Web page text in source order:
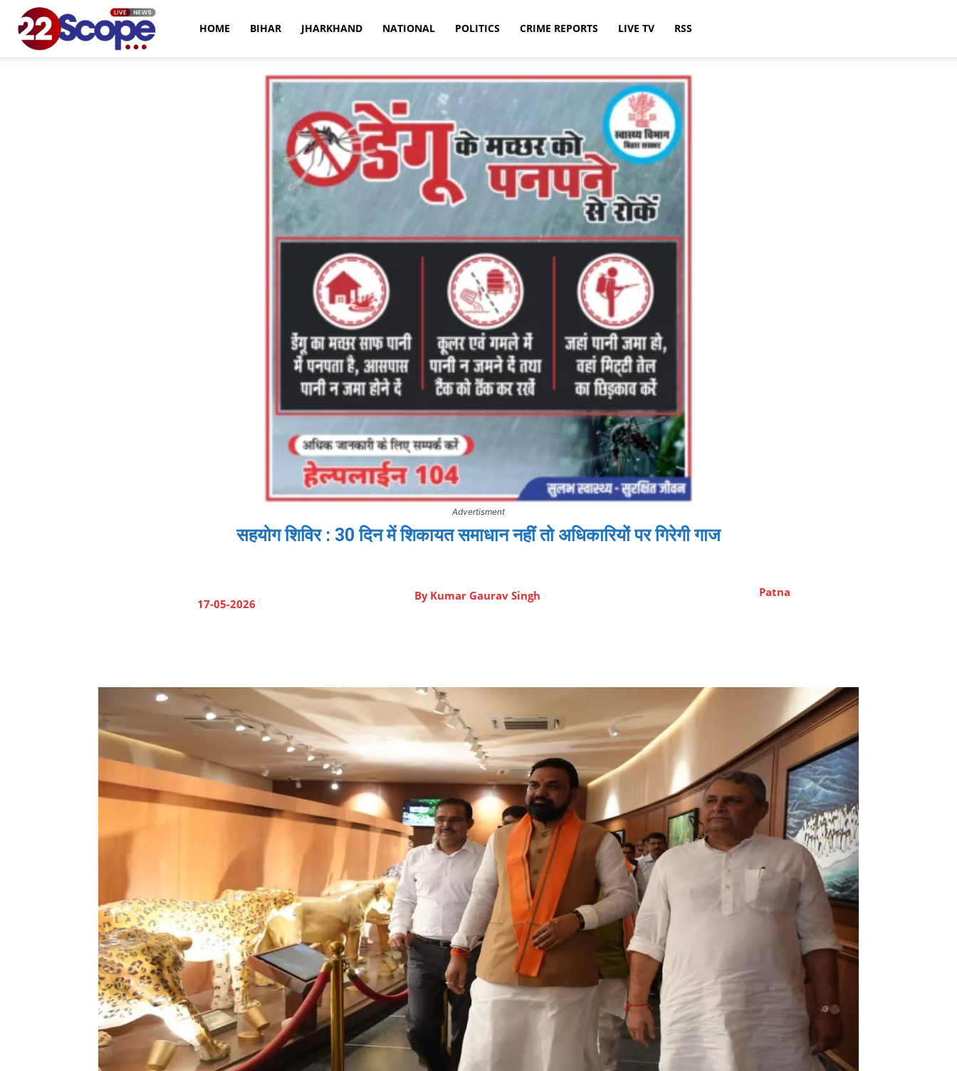
HOME BIHAR JHARKHAND NATIONAL POLITICS CRIME REPORTS LIVE TV RSS
Advertisment
सहयोग शिविर : 30 दिन में शिकायत समाधान नहीं तो अधिकारियों पर गिरेगी गाज
17-05-2026
By Kumar Gaurav Singh Patna